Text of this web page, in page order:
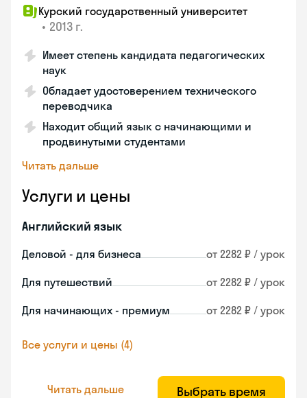
Курский государственный университет
• 2013 г.
Имеет степень кандидата педагогических
наук
Обладает удостоверением технического
переводчика
Находит общий язык с начинающими и
продвинутыми студентами
Читать дальше
Услуги и цены
Английский язык
Деловой - для бизнеса от 2282 ₽ / урок
Для путешествий от 2282 ₽ / урок
Для начинающих - премиум от 2282 ₽ / урок
Все услуги и цены (4)
Читать дальше Выбрать время